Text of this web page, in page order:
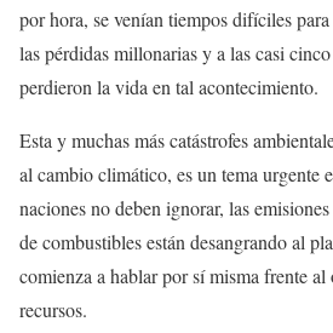
por hora, se venían tiempos difíciles
las pérdidas millonarias y a las casi
perdieron la vida en tal acontecimiento.
Esta y muchas más catástrofes
al cambio climático, es un tema urgente
naciones no deben ignorar, las
de combustibles están desangrando al
comienza a hablar por sí misma frente
recursos.